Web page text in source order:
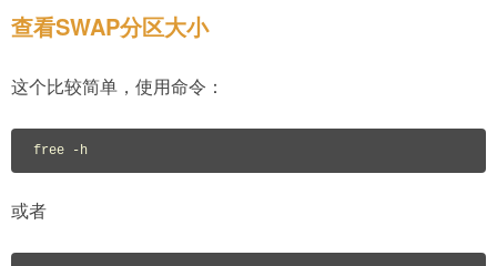
查看SWAP分区大小
这个比较简单，使用命令：
free -h
或者